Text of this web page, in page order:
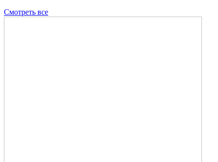
Смотреть все